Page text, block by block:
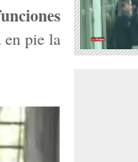
en pie la